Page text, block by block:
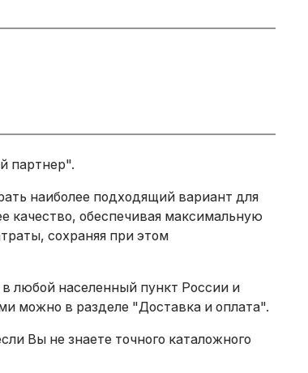
партнер".
наиболее подходящий вариант для
качество, обеспечивая максимальную
сохраняя при этом
любой населенный пункт России и
можно в разделе "Доставка и оплата".
Вы не знаете точного каталожного